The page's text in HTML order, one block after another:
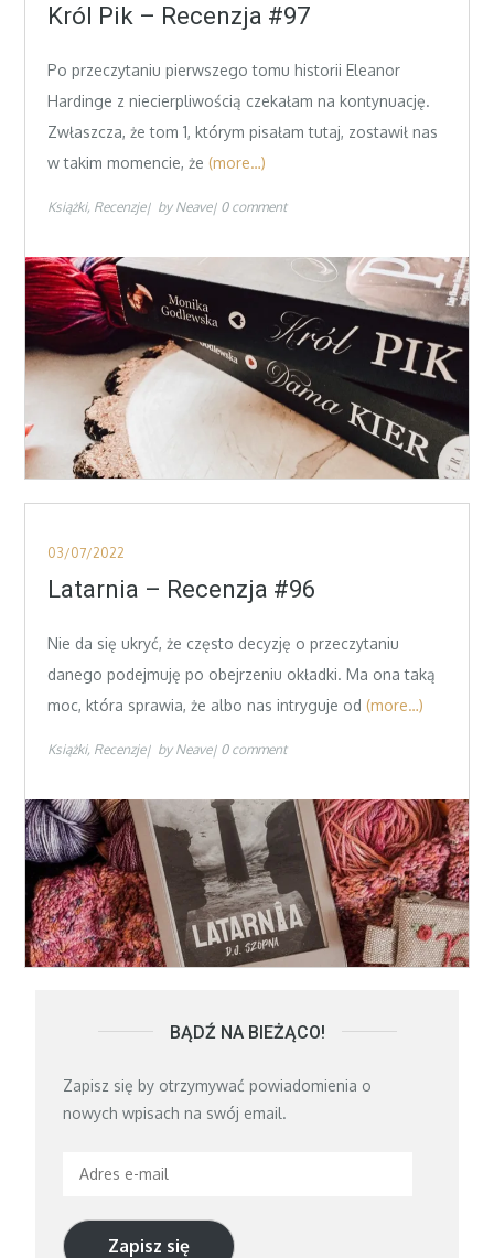
on
Król Pik – Recenzja #97
Po przeczytaniu pierwszego tomu historii Eleanor
Hardinge z niecierpliwością czekałam na kontynuację.
Zwłaszcza, że tom 1, którym pisałam tutaj, zostawił nas
w takim momencie, że (more…)
Książki Recenzje by Neave 0 comment
Posted
on
03/07/2022
Latarnia – Recenzja #96
Nie da się ukryć, że często decyzję o przeczytaniu
danego podejmuję po obejrzeniu okładki. Ma ona taką
moc, która sprawia, że albo nas intryguje od (more…)
Książki Recenzje by Neave 0 comment
BĄDŹ NA BIEŻĄCO!
Zapisz się by otrzymywać powiadomienia o
nowych wpisach na swój email.
Adres
mail
Zapisz się